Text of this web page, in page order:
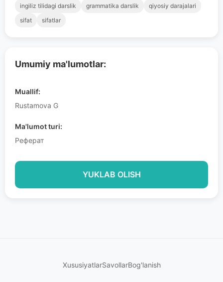
Umumiy ma'lumotlar:
Muallif:
Rustamova G
Ma'lumot turi:
Реферат
YUKLAB OLISH
ingiliz tilidagi darslik
grammatika darslik
qiyosiy darajalari
sifat
sifatlar
XususiyatlarSavollarBog'lanish